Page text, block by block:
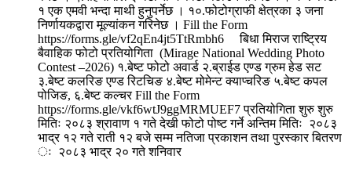
१ एक एमवी भन्दा माथी हुनुपर्नेछ । १०.फोटोग्राफी क्षेत्रका ३ जना
निर्णायकद्वारा मूल्यांकन गरिनेछ । Fill the Form
https://forms.gle/vf2qEn4jt5TtRmbh6 बिधा मिराज राष्ट्रिय
बैवाहिक फोटो प्रतियोगिता (Mirage National Wedding Photo
Contest –2026) १.बेष्ट फोटो अवार्ड २.ब्राईड एण्ड ग्रुम हेड सट
३.बेष्ट कलरिङ एण्ड रिटचिङ ४.बेष्ट मोमेन्ट क्याप्चरिङ ५.बेष्ट कपल
पोजिङ, ६.बेष्ट कल्चर Fill the Form
https://forms.gle/vkf6wtJ9ggMRMUEF7 प्रतियोगिता शुरु शुरु
मितिः २०८३ श्रावाण १ गते देखी फोटो पोष्ट गर्ने अन्तिम मितिः २०८३
भाद्र १२ गते राती १२ बजे सम्म नतिजा प्रकाशन तथा पुरस्कार बितरण
ः २०८३ भाद्र २० गते शनिवार